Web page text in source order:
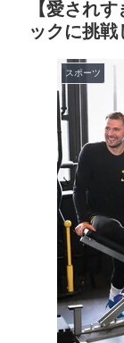
なスキャン
ど実際は
が神がかっ
だぞ」
外国人「ア
思い浮かぶ
海外「羨ま
びっくり仰天
スペインや
動！！
【あんこ】
ようです
【愛され
ックに挑戦
スポーツ